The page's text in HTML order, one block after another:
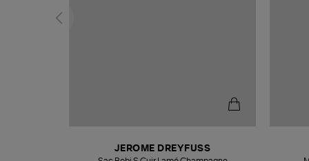
JEROME DREYFUSS